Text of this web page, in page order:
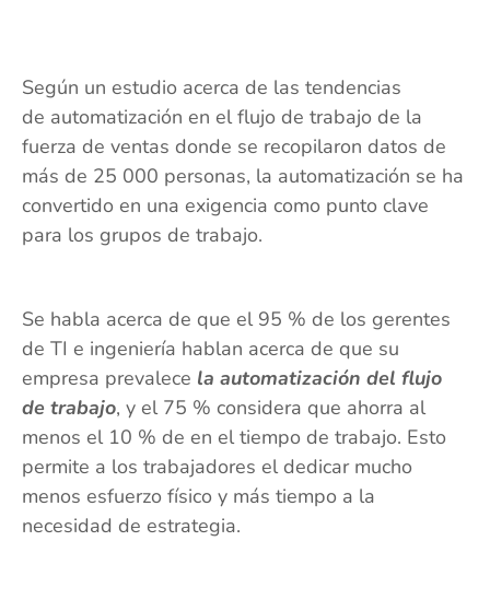
Según un estudio acerca de las tendencias
de automatización en el flujo de trabajo de la
fuerza de ventas donde se recopilaron datos de
más de 25 000 personas, la automatización se ha
convertido en una exigencia como punto clave
para los grupos de trabajo.
Se habla acerca de que el 95 % de los gerentes
de TI e ingeniería hablan acerca de que su
empresa prevalece la automatización del flujo
de trabajo, y el 75 % considera que ahorra al
menos el 10 % de en el tiempo de trabajo. Esto
permite a los trabajadores el dedicar mucho
menos esfuerzo físico y más tiempo a la
necesidad de estrategia.